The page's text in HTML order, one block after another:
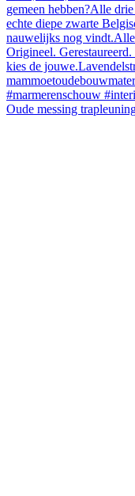
Oude messing